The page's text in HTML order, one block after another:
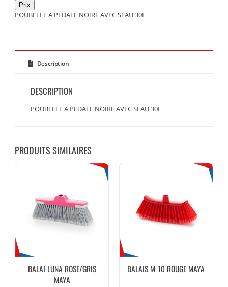
POUBELLE A PEDALE NOIRE AVEC SEAU 30L
Description
DESCRIPTION
POUBELLE A PEDALE NOIRE AVEC SEAU 30L
PRODUITS SIMILAIRES
BALAI LUNA ROSE/GRIS
MAYA
BALAIS M-10 ROUGE MAYA